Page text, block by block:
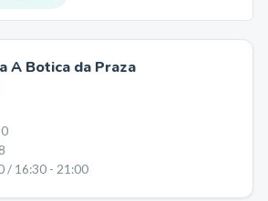
A Botica da Praza
/ 16:30 - 21:00